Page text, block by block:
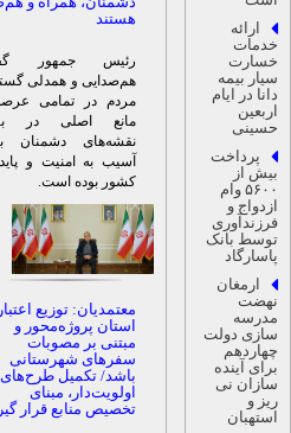
هستند
رئیس جمهور
هم‌صدایی و همدلی
مردم در تمامی
مانع اصلی در
نقشه‌های دشمنان
آسیب به امنیت و پایداری
کشور بوده است.
معتمدیان: توزیع اعتبارات
استان پروژه‌محور و
مبتنی بر مصوبات
سفرهای شهرستانی
باشد/ تکمیل طرح‌های
اولویت‌دار، مبنای
تخصیص منابع قرار گیرد
ارائه
بیمه
در ایام
پرداخت
از
۵۶۰۰ وام
و
بانک
ارمغان
دولت
آینده
نی
و